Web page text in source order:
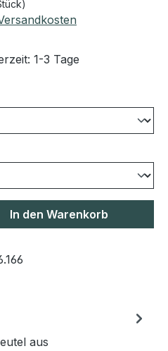
1-3 Tage
den
In den Warenkorb
aus